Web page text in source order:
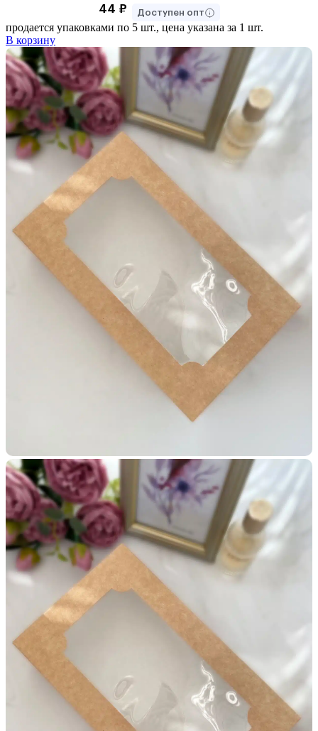
44 ₽ Доступен опт
продается упаковками по 5 шт., цена указана за 1 шт.
В корзину